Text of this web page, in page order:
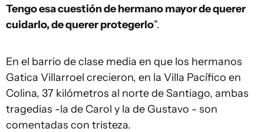
Tengo esa cuestión de hermano mayor de querer
cuidarlo, de querer protegerlo".
En el barrio de clase media en que los hermanos
Gatica Villarroel crecieron, en la Villa Pacífico en
Colina, 37 kilómetros al norte de Santiago, ambas
tragedias -la de Carol y la de Gustavo - son
comentadas con tristeza.